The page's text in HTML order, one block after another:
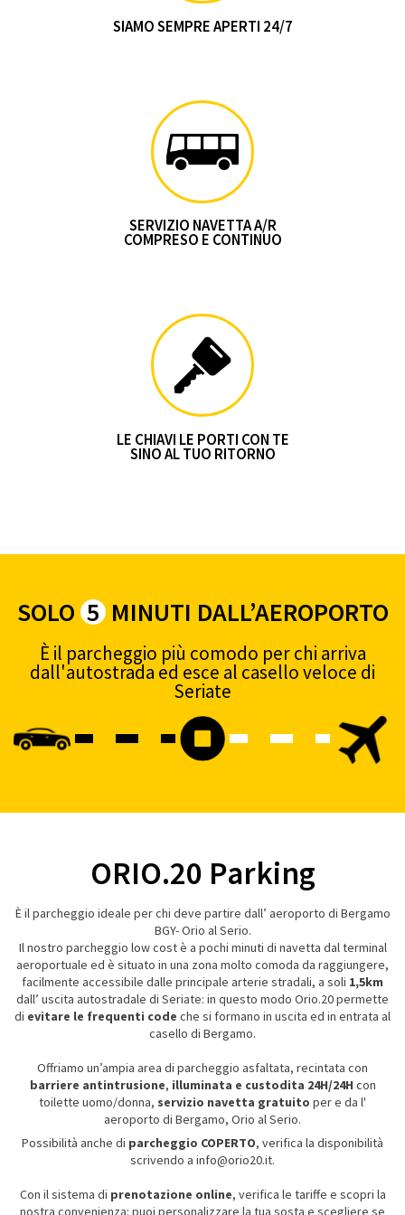
SIAMO SEMPRE APERTI 24/7
SERVIZIO NAVETTA A/R
COMPRESO E CONTINUO
LE CHIAVI LE PORTI CON TE
SINO AL TUO RITORNO
SOLO 5MINUTI DALL’AEROPORTO
È il parcheggio più comodo per chi arriva
dall'autostrada ed esce al casello veloce di
Seriate
ORIO.20 Parking
È il parcheggio ideale per chi deve partire dall’ aeroporto di Bergamo
BGY- Orio al Serio.
Il nostro parcheggio low cost è a pochi minuti di navetta dal terminal
aeroportuale ed è situato in una zona molto comoda da raggiungere,
facilmente accessibile dalle principale arterie stradali, a soli 1,5km
dall’ uscita autostradale di Seriate: in questo modo Orio.20 permette
di evitare le frequenti code che si formano in uscita ed in entrata al
casello di Bergamo.
Offriamo un’ampia area di parcheggio asfaltata, recintata con
barriere antintrusione, illuminata e custodita 24H/24H con
toilette uomo/donna, servizio navetta gratuito per e da l'
aeroporto di Bergamo, Orio al Serio.
Possibilità anche di parcheggio COPERTO, verifica la disponibilità
scrivendo a info@orio20.it.
Con il sistema di prenotazione online, verifica le tariffe e scopri la
nostra convenienza: puoi personalizzare la tua sosta e scegliere se